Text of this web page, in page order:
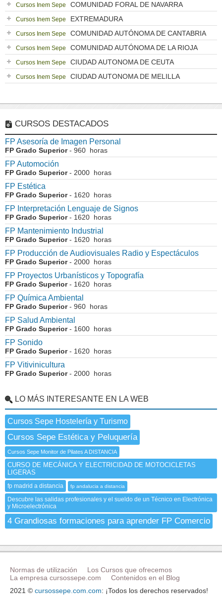
Cursos Inem Sepe COMUNIDAD FORAL DE NAVARRA
Cursos Inem Sepe EXTREMADURA
Cursos Inem Sepe COMUNIDAD AUTÓNOMA DE CANTABRIA
Cursos Inem Sepe COMUNIDAD AUTÓNOMA DE LA RIOJA
Cursos Inem Sepe CIUDAD AUTONOMA DE CEUTA
Cursos Inem Sepe CIUDAD AUTONOMA DE MELILLA
CURSOS DESTACADOS
FP Asesoría de Imagen Personal
FP Grado Superior- 960 horas
FP Automoción
FP Grado Superior- 2000 horas
FP Estética
FP Grado Superior- 1620 horas
FP Interpretación Lenguaje de Signos
FP Grado Superior- 1620 horas
FP Mantenimiento Industrial
FP Grado Superior- 1620 horas
FP Producción de Audiovisuales Radio y Espectáculos
FP Grado Superior- 2000 horas
FP Proyectos Urbanísticos y Topografía
FP Grado Superior- 1620 horas
FP Química Ambiental
FP Grado Superior- 960 horas
FP Salud Ambiental
FP Grado Superior- 1600 horas
FP Sonido
FP Grado Superior- 1620 horas
FP Vitivinicultura
FP Grado Superior- 2000 horas
LO MÁS INTERESANTE EN LA WEB
Cursos Sepe Hostelería y Turismo
Cursos Sepe Estética y Peluquería
Cursos Sepe Monitor de Pilates A DISTANCIA
CURSO DE MECÁNICA Y ELECTRICIDAD DE MOTOCICLETAS
LIGERAS
fp madrid a distancia fp andalucia a distancia
Descubre las salidas profesionales y el sueldo de un Técnico en Electrónica
y Microelectrónica
4 Grandiosas formaciones para aprender FP Comercio
Normas de utilización
Los Cursos que ofrecemos
La empresa cursossepe.com
Contenidos en el Blog
2021 © cursossepe.com.com: ¡Todos los derechos reservados!